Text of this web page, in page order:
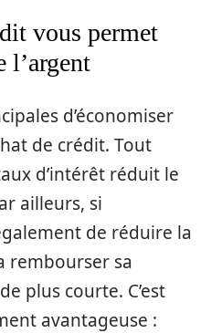
vous permet
l’argent
d’économiser
de crédit. Tout
d’intérêt réduit le
ailleurs, si
de réduire la
rembourser sa
plus courte. C’est
avantageuse :